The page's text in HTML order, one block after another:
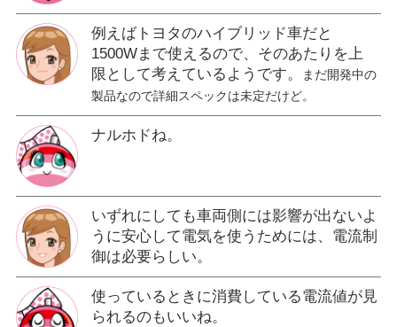
例えばトヨタのハイブリッド車だと
1500Wまで使えるので、そのあたりを上
限として考えているようです。
まだ開発中の
製品なので詳細スペックは未定だけど。
ナルホドね。
いずれにしても車両側には影響が出ないよ
うに安心して電気を使うためには、電流制
御は必要らしい。
使っているときに消費している電流値が見
られるのもいいね。